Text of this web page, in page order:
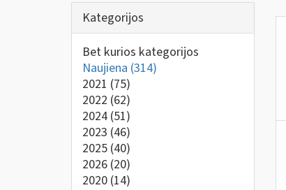
Kategorijos
Bet kurios kategorijos
Naujiena (314)
2021 (75)
2022 (62)
2024 (51)
2023 (46)
2025 (40)
2026 (20)
2020 (14)